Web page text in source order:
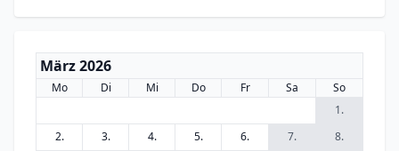
März 2026
Mo Di Mi Do Fr Sa
So
1.
2.
3. 4. 5. 6. 7.
8.